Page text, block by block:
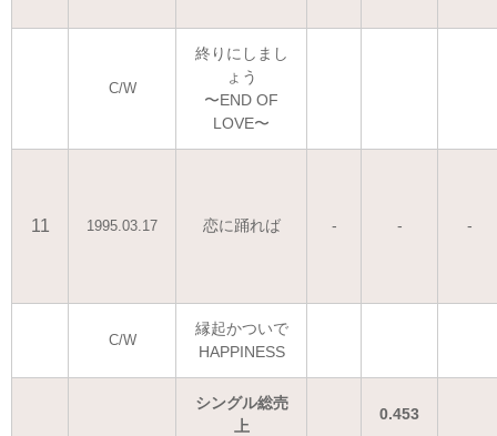
C/W
終りにしまし
ょう
〜END OF
LOVE〜
11 1995.03.17 恋に踊れば - - -
C/W
縁起かついで
HAPPINESS
シングル総売
上
0.453